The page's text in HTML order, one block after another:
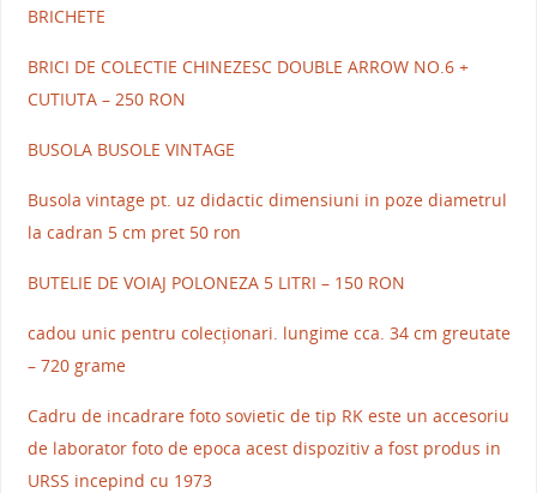
BRICHETE
BRICI DE COLECTIE CHINEZESC DOUBLE ARROW NO.6 +
CUTIUTA – 250 RON
BUSOLA BUSOLE VINTAGE
Busola vintage pt. uz didactic dimensiuni in poze diametrul
la cadran 5 cm pret 50 ron
BUTELIE DE VOIAJ POLONEZA 5 LITRI – 150 RON
cadou unic pentru colecționari. lungime cca. 34 cm greutate
– 720 grame
Cadru de incadrare foto sovietic de tip RK este un accesoriu
de laborator foto de epoca acest dispozitiv a fost produs in
URSS incepind cu 1973